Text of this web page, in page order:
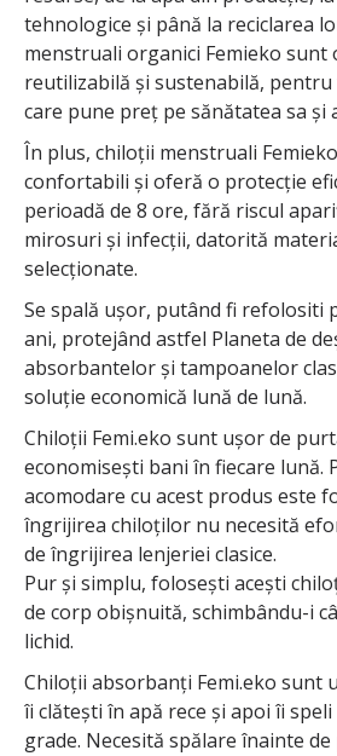
tehnologice și până la reciclarea
menstruali organici Femieko sunt
reutilizabilă și sustenabilă, pentru
care pune preț pe sănătatea sa și
În plus, chiloții menstruali
confortabili și oferă o protecție
perioadă de 8 ore, fără riscul
mirosuri și infecții, datorită
selecționate.
Se spală ușor, putând fi refolositi
ani, protejând astfel Planeta de
absorbantelor și tampoanelor
soluție economică lună de lună.
Chiloții Femi.eko sunt ușor de
economisești bani în fiecare lună.
acomodare cu acest produs este
îngrijirea chiloților nu necesită
de îngrijirea lenjeriei clasice.
Pur și simplu, folosești acești
de corp obișnuită, schimbându-i
lichid.
Chiloții absorbanți Femi.eko sunt
îi clătești în apă rece și apoi îi
grade. Necesită spălare înainte